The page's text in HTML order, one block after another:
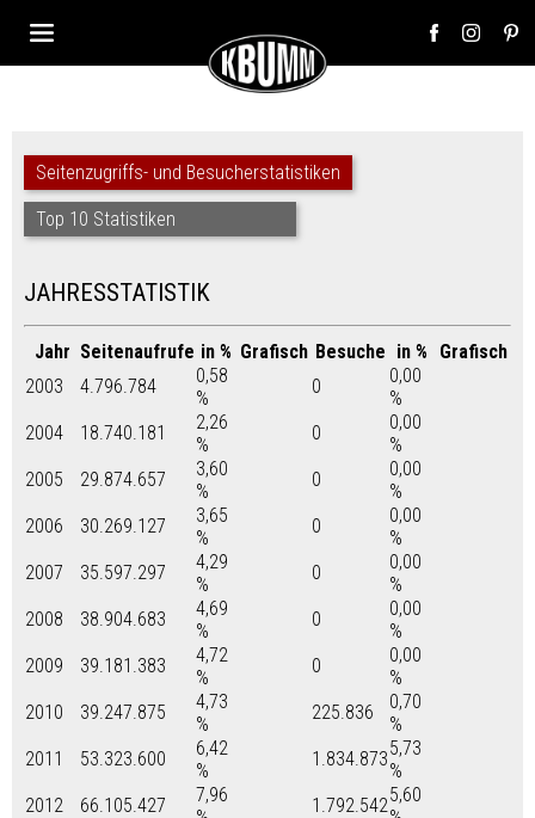
Seitenzugriffs- und Besucherstatistiken
Top 10 Statistiken
JAHRESSTATISTIK
Jahr Seitenaufrufe in % Grafisch Besuche in %
Grafisch
2003
4.796.784
0,58
%
0
0,00
%
2004
18.740.181
2,26
%
0
0,00
%
2005
29.874.657
3,60
%
0
0,00
%
2006
30.269.127
3,65
%
0
0,00
%
2007
35.597.297
4,29
%
0
0,00
%
2008
38.904.683
4,69
%
0
0,00
%
2009
39.181.383
4,72
%
0
0,00
%
2010
39.247.875
4,73
%
225.836
0,70
%
2011
53.323.600
6,42
%
1.834.8735,73
%
2012
66.105.427
7,96
1.792.5425,60